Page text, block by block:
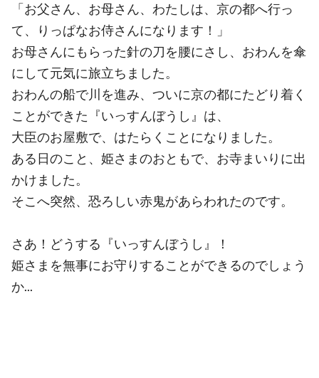
「お父さん、お母さん、わたしは、京の都へ行っ
て、りっぱなお侍さんになります！」
お母さんにもらった針の刀を腰にさし、おわんを傘
にして元気に旅立ちました。
おわんの船で川を進み、ついに京の都にたどり着く
ことができた『いっすんぼうし』は、
大臣のお屋敷で、はたらくことになりました。
ある日のこと、姫さまのおともで、お寺まいりに出
かけました。
そこへ突然、恐ろしい赤鬼があらわれたのです。
さあ！どうする『いっすんぼうし』！
姫さまを無事にお守りすることができるのでしょう
か...